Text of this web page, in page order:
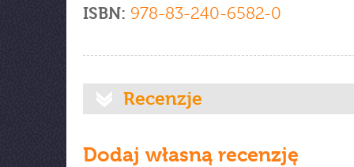
ISBN: 978-83-240-6582-0
Recenzje
Dodaj własną recenzję